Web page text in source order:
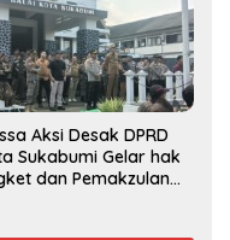
Aksi Desak DPRD
Sukabumi Gelar hak
dan Pemakzulan